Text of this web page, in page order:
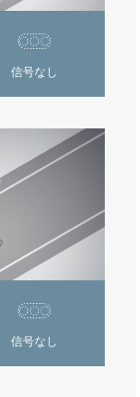
信号なし
信号なし